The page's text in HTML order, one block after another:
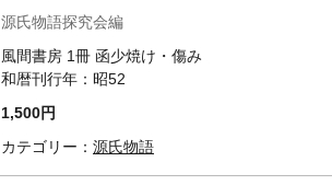
源氏物語探究会編
風間書房 1冊 函少焼け・傷み
和暦刊行年： 昭52
1,500円
カテゴリー： 源氏物語